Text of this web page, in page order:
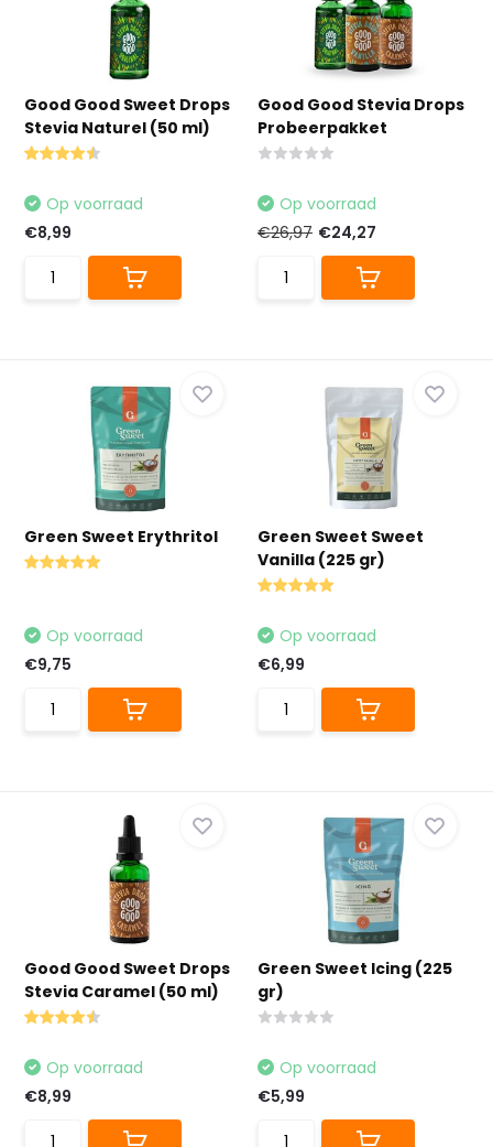
Good Good Sweet Drops
Stevia Naturel (50 ml)
Op voorraad
€8,99
Good Good Stevia Drops
Probeerpakket
Op voorraad
€26,97 €24,27
Green Sweet Erythritol
Op voorraad
€9,75
Green Sweet Sweet
Vanilla (225 gr)
Op voorraad
€6,99
Good Good Sweet Drops
Stevia Caramel (50 ml)
Op voorraad
€8,99
Green Sweet Icing (225
gr)
Op voorraad
€5,99